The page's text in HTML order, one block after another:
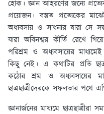
হােক। জ্ঞান আহরণের জন্যে
প্রয়ােজন। বস্তুত প্রত্যেকের
অধ্যবসায় ও সাধনার দ্বারা সে
যারা অবিনশ্বর কীর্তি রেখে
পরিশ্রম ও অধ্যবসায়ের
কিছু নেই। এ কথাটির প্রতি
কঠোর শ্রম ও অধ্যবসায়ের
ছাত্রছাত্রীদেরকে সফলতার পথে
জ্ঞানার্জনের মাধ্যমে